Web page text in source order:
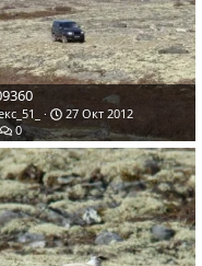
27 Окт 2012
0